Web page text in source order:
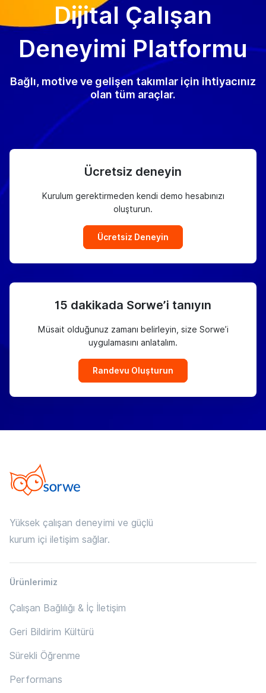
Dijital Çalışan
Deneyimi Platformu
Bağlı, motive ve gelişen takımlar için ihtiyacınız
olan tüm araçlar.
Ücretsiz deneyin
Kurulum gerektirmeden kendi demo hesabınızı
oluşturun.
Ücretsiz Deneyin
15 dakikada Sorwe’i tanıyın
Müsait olduğunuz zamanı belirleyin, size Sorwe’i
uygulamasını anlatalım.
Randevu Oluşturun
Yüksek çalışan deneyimi ve güçlü
kurum içi iletişim sağlar.
Ürünlerimiz
Çalışan Bağlılığı & İç İletişim
Geri Bildirim Kültürü
Sürekli Öğrenme
Performans